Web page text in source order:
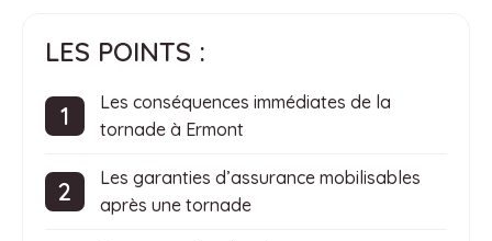
LES POINTS :
Les conséquences immédiates de la
tornade à Ermont
Les garanties d’assurance mobilisables
après une tornade